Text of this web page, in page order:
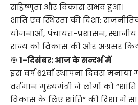
सहिष्णुता और विकास संभव हुआ।
शांति एवं स्थिरता की दिशा:
योजनाओं, पंचायत-प्रशासन,
राज्य को विकास की ओर अग्रसर
🎯1-दिसंबर: आज के सन्दर्भ में
इस वर्ष 62वाँ स्थापना दिवस मनाया
वर्तमान मुख्यमंत्री ने लोगों को
विकास के लिए शांति” की दिशा में